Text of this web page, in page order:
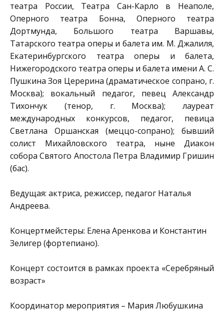
театра России, Театра Сан-Карло в Неаполе,
Оперного театра Бонна, Оперного театра
Дортмунда, Большого театра Варшавы,
Татарского театра оперы и балета им. М. Джалиля,
Екатеринбургского театра оперы и балета,
Нижегородского театра оперы и балета имени А. С.
Пушкина Зоя Церерина (драматическое сопрано, г.
Москва); вокальный педагог, певец Александр
Тихончук (тенор, г. Москва); лауреат
международных конкурсов, педагог, певица
Светлана Оршанская (меццо-сопрано); бывший
солист Михайловского театра, ныне Диакон
собора Святого Апостола Петра Владимир Гришин
(бас).
Ведущая: актриса, режиссер, педагог Наталья
Андреева.
Концертмейстеры: Елена Аренкова и Константин
Зелигер (фортепиано).
Концерт состоится в рамках проекта «Серебряный
возраст»
Координатор мероприятия – Мария Любушкина